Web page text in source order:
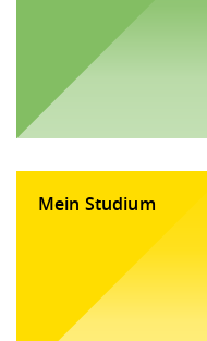
Mein Studium